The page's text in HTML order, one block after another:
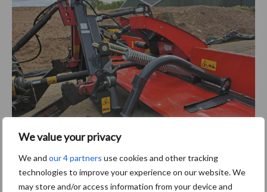
We value your privacy
We and our 4 partners use cookies and other tracking
technologies to improve your experience on our website. We
may store and/or access information from your device and
Dankzij de slepende ophanging loopt de machine mooi over het
land.